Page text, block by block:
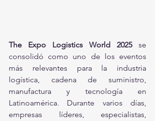
The Expo Logistics World 2025 se
consolidó como uno de los eventos
más relevantes para la industria
logística, cadena de suministro,
manufactura y tecnología en
Latinoamérica. Durante varios días,
empresas líderes, especialistas,